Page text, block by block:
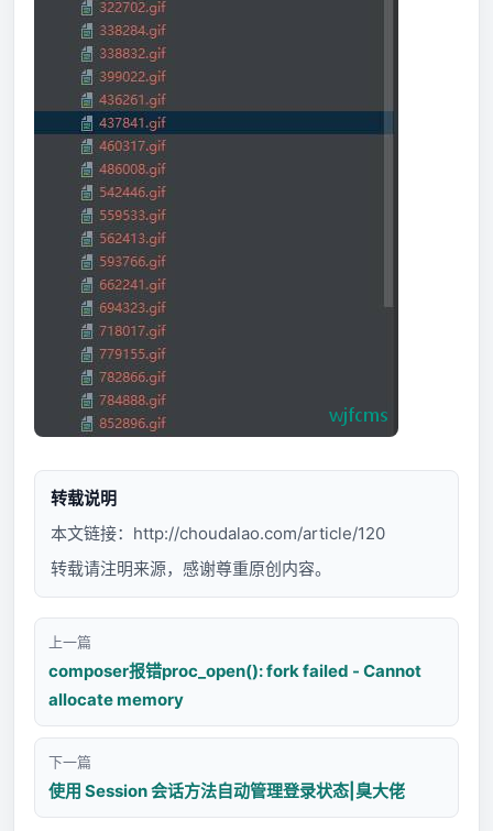
转载说明
本文链接： http://choudalao.com/article/120
转载请注明来源，感谢尊重原创内容。
上一篇
composer报错proc_open(): fork failed - Cannot
allocate memory
下一篇
使用 Session 会话方法自动管理登录状态|臭大佬